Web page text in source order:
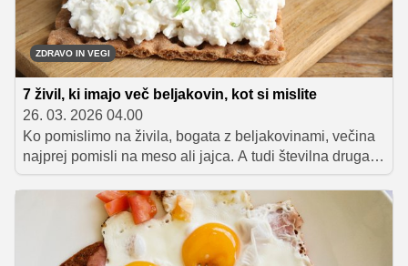
ZDRAVO IN VEGI
7 živil, ki imajo več beljakovin, kot si mislite
26. 03. 2026 04.00
Ko pomislimo na živila, bogata z beljakovinami, večina
najprej pomisli na meso ali jajca. A tudi številna druga
živila vsebujejo presenetljivo veliko beljakovin.
Predstavljamo vam sedem visokobeljakovinskih živil, ki
jih je preprosto vključiti v vsakodnevno prehrano.